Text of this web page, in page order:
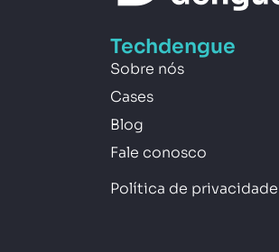
Techdengue
Sobre nós
Cases
Blog
Fale conosco
Política de privacidade